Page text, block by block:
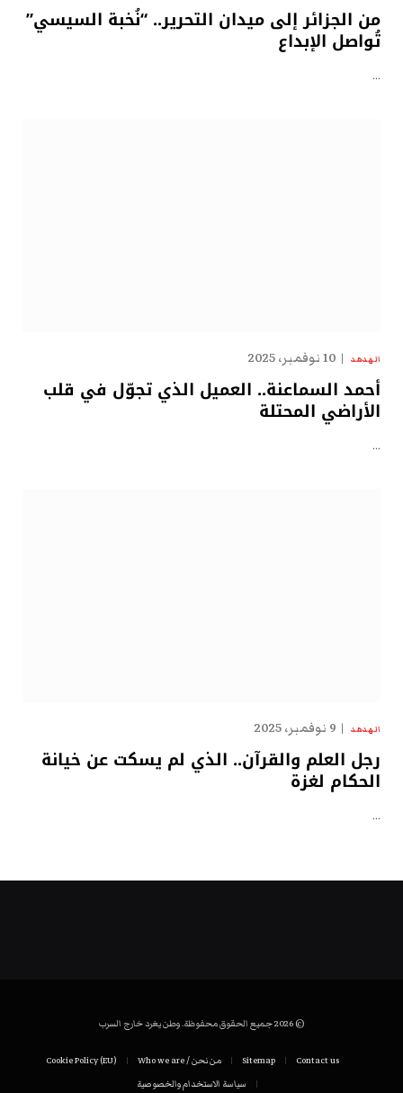
من الجزائر إلى ميدان التحرير.. “نُخبة السيسي”
تُواصل الإبداع
…
الهدهد 10 نوفمبر، 2025
أحمد السماعنة.. العميل الذي تجوّل في قلب
الأراضي المحتلة
…
الهدهد 9 نوفمبر، 2025
رجل العلم والقرآن.. الذي لم يسكت عن خيانة
الحكام لغزة
…
© 2026 جميع الحقوق محفوظة. وطن يغرد خارج السرب
Contact us
Sitemap من نحن / Who we are
Cookie Policy (EU)
سياسة الاستخدام والخصوصية